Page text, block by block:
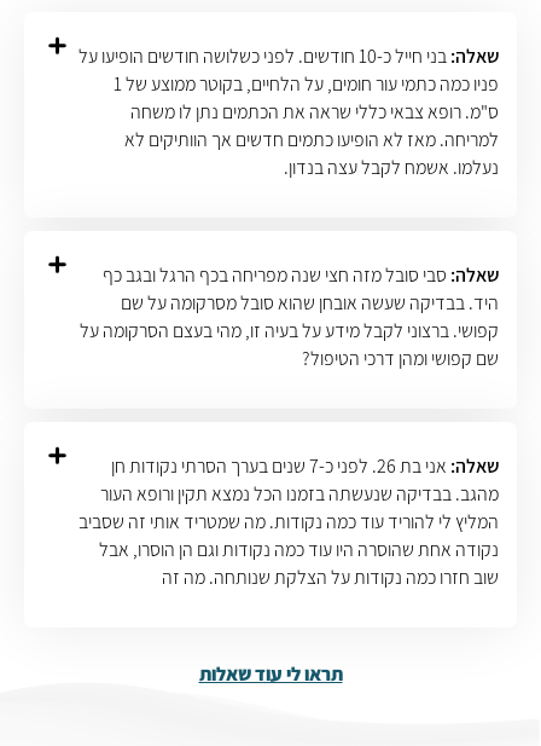
שאלה:
בני חייל כ-10 חודשים. לפני כשלושה חודשים הופיעו על
פניו כמה כתמי עור חומים, על הלחיים, בקוטר ממוצע של 1
ס"מ. רופא צבאי כללי שראה את הכתמים נתן לו משחה
למריחה. מאז לא הופיעו כתמים חדשים אך הוותיקים לא
נעלמו. אשמח לקבל עצה בנדון.
שאלה: סבי סובל מזה חצי שנה מפריחה בכף הרגל ובגב כף
היד. בבדיקה שעשה אובחן שהוא סובל מסרקומה על שם
קפושי. ברצוני לקבל מידע על בעיה זו, מהי בעצם הסרקומה על
שם קפושי ומהן דרכי הטיפול?
שאלה:
אני בת 26. לפני כ-7 שנים בערך הסרתי נקודות חן
מהגב. בבדיקה שנעשתה בזמנו הכל נמצא תקין ורופא העור
המליץ לי להוריד עוד כמה נקודות. מה שמטריד אותי זה שסביב
נקודה אחת שהוסרה היו עוד כמה נקודות וגם הן הוסרו, אבל
שוב חזרו כמה נקודות על הצלקת שנותחה. מה זה
תראו לי עוד שאלות